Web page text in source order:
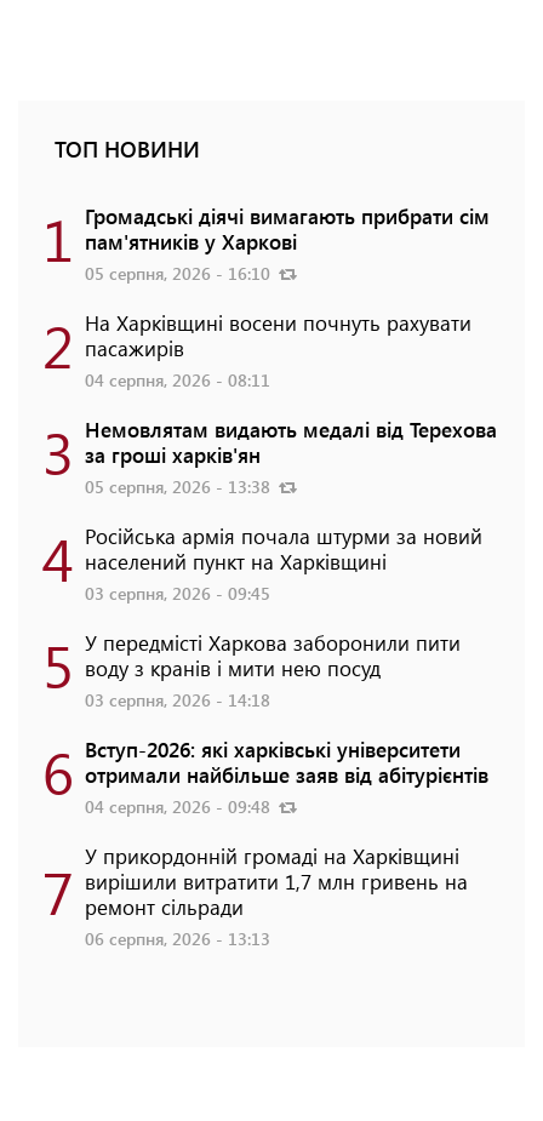
ТОП НОВИНИ
1 Громадські діячі вимагають прибрати сім
пам'ятників у Харкові
05 серпня, 2026 - 16:10
2 На Харківщині восени почнуть рахувати
пасажирів
04 серпня, 2026 - 08:11
3 Немовлятам видають медалі від Терехова
за гроші харків'ян
05 серпня, 2026 - 13:38
4 Російська армія почала штурми за новий
населений пункт на Харківщині
03 серпня, 2026 - 09:45
5 У передмісті Харкова заборонили пити
воду з кранів і мити нею посуд
03 серпня, 2026 - 14:18
6 Вступ-2026: які харківські університети
отримали найбільше заяв від абітурієнтів
04 серпня, 2026 - 09:48
7 У прикордонній громаді на Харківщині
вирішили витратити 1,7 млн гривень на
ремонт сільради
06 серпня, 2026 - 13:13